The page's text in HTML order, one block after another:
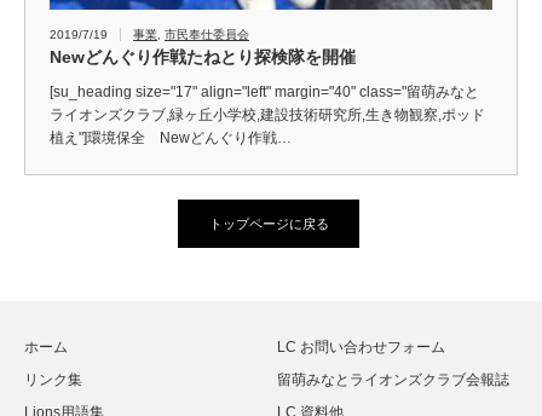
2019/7/19 事業 市民奉仕委員会
Newどんぐり作戦たねとり探検隊を開催
[su_heading size="17" align="left" margin="40" class="留萌みなと
ライオンズクラブ,緑ヶ丘小学校,建設技術研究所,生き物観察,ポッド
植え"]環境保全 Newどんぐり作戦…
トップページに戻る
ホーム
LC お問い合わせフォーム
リンク集
留萌みなとライオンズクラブ会報誌
Lions用語集
LC 資料他